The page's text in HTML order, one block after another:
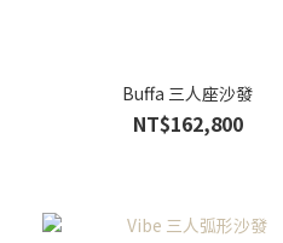
Buffa 三人座沙發
NT$162,800